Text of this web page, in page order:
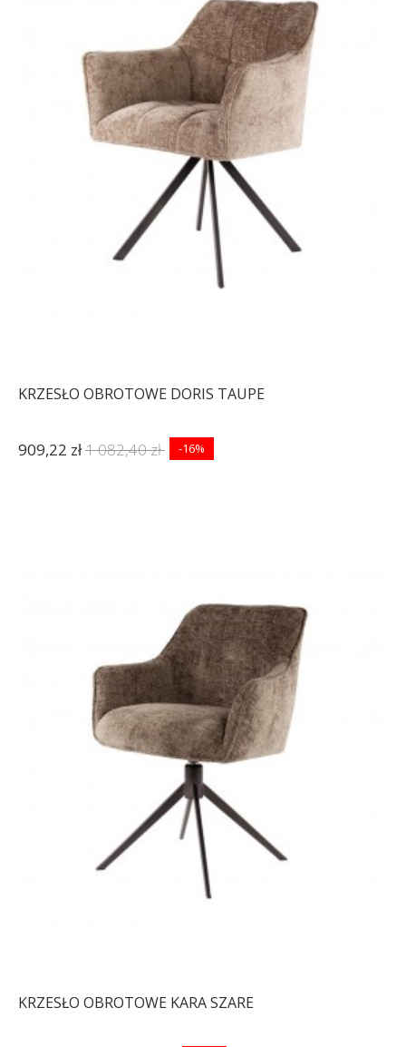
KRZESŁO OBROTOWE DORIS TAUPE
909,22 zł1 082,40 zł -16%
KRZESŁO OBROTOWE KARA SZARE